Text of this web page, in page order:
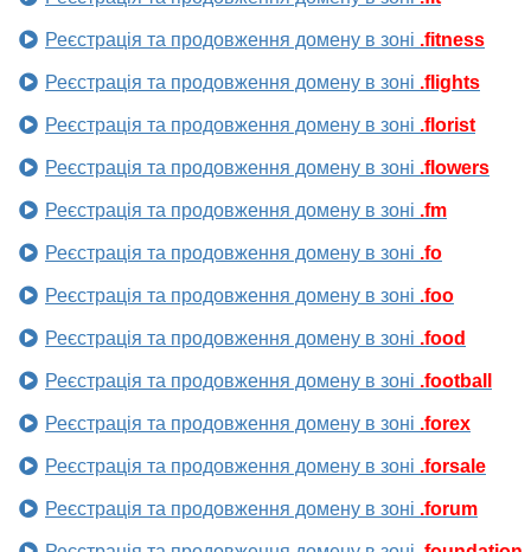
Реєстрація та продовження домену в зоні .fitness
Реєстрація та продовження домену в зоні .flights
Реєстрація та продовження домену в зоні .florist
Реєстрація та продовження домену в зоні .flowers
Реєстрація та продовження домену в зоні .fm
Реєстрація та продовження домену в зоні .fo
Реєстрація та продовження домену в зоні .foo
Реєстрація та продовження домену в зоні .food
Реєстрація та продовження домену в зоні .football
Реєстрація та продовження домену в зоні .forex
Реєстрація та продовження домену в зоні .forsale
Реєстрація та продовження домену в зоні .forum